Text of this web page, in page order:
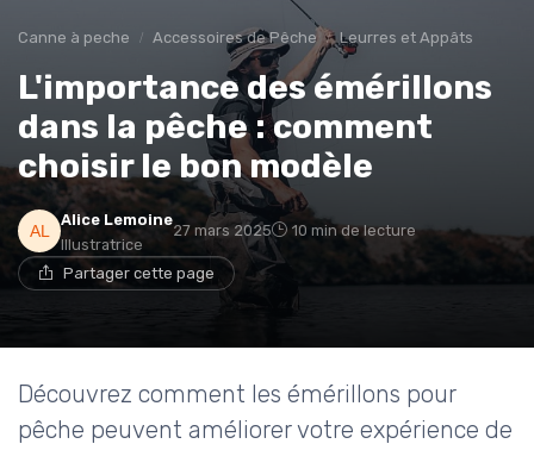
Canne à peche Accessoires de Pêche Leurres et Appâts
L'importance des émérillons
dans la pêche : comment
choisir le bon modèle
Alice Lemoine
Illustratrice
27 mars 2025 10 min de lecture
Partager cette page
Découvrez comment les émérillons pour
pêche peuvent améliorer votre expérience de